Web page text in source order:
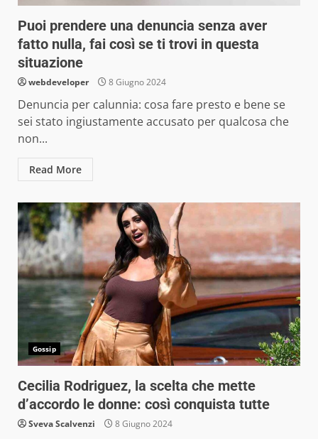
Puoi prendere una denuncia senza aver
fatto nulla, fai così se ti trovi in questa
situazione
webdeveloper 8 Giugno 2024
Denuncia per calunnia: cosa fare presto e bene se
sei stato ingiustamente accusato per qualcosa che
non...
Read More
Gossip
Cecilia Rodriguez, la scelta che mette
d’accordo le donne: così conquista tutte
Sveva Scalvenzi 8 Giugno 2024